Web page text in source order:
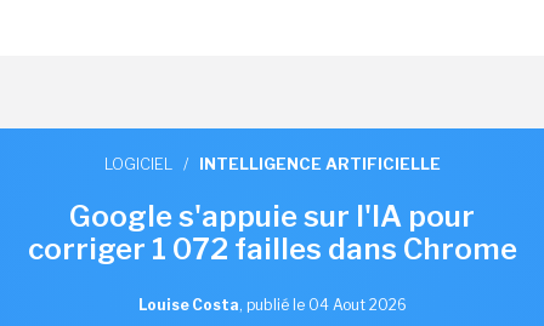
LOGICIEL / INTELLIGENCE ARTIFICIELLE
Google s'appuie sur l'IA pour
corriger 1 072 failles dans Chrome
Louise Costa, publié le 04 Aout 2026